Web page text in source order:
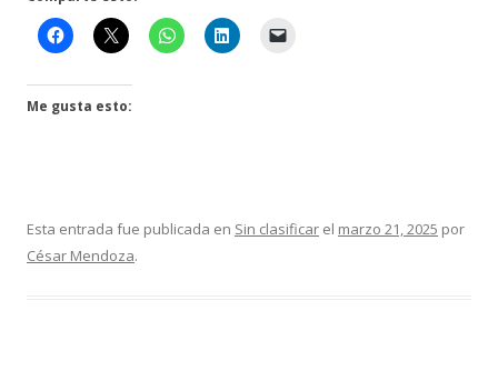
Me gusta esto:
Esta entrada fue publicada en Sin clasificar el marzo 21, 2025 por
César Mendoza.